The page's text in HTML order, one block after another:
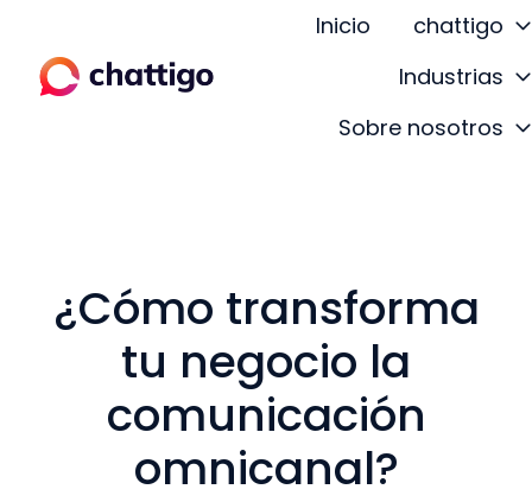
Inicio
chattigo
Industrias
Sobre nosotros
¿Cómo transforma
tu negocio la
comunicación
omnicanal?